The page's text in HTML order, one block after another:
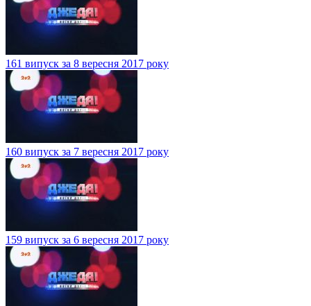
161 випуск за 8 вересня 2017 року
160 випуск за 7 вересня 2017 року
159 випуск за 6 вересня 2017 року